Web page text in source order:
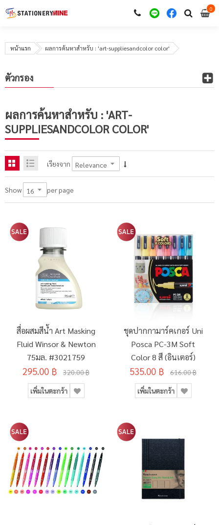
00
หน้าแรก ผลการค้นหาสำหรับ : 'art-suppliesandcolor color'
ผลการค้นหาสำหรับ : 'ART-
SUPPLIESANDCOLOR COLOR'
เรียงจาก
Show per page
สื่อผสมสีน้ำ Art Masking
Fluid Winsor & Newton
75มล. #3021759
295.00 ฿ 320.00 ฿
เพิ่มในตะกร้า
ชุดปากกามาร์คเกอร์ Uni
Posca PC-3M Soft
Color 8 สี (อินเตอร์)
535.00 ฿ 616.00 ฿
เพิ่มในตะกร้า
ตัวกรอง